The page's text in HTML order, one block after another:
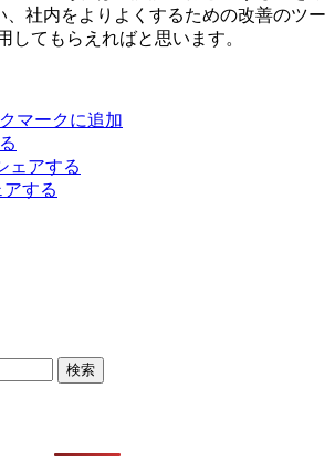
、社内をよりよくするための改善のツー
してもらえればと思います。